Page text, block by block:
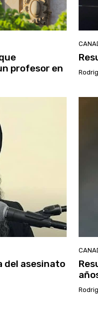
profesor en
del asesinato